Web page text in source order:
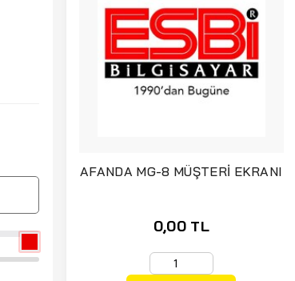
AFANDA MG-8 MÜŞTERİ EKRANI
0,00 TL